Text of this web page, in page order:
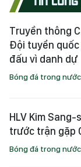
Truyền thông
Đội tuyển
đấu vì danh dự
Bóng đá trong nước
HLV Kim
trước trận gặp
Bóng đá trong nước